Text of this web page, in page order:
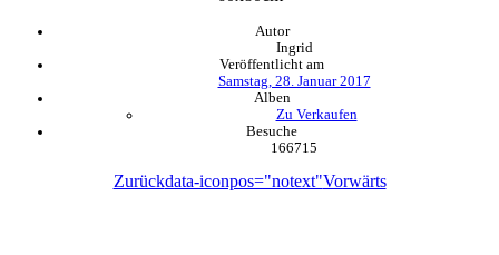
Autor
Ingrid
Veröffentlicht am
Samstag, 28. Januar 2017
Alben
Zu Verkaufen
Besuche
166715
Zurückdata-iconpos="notext"Vorwärts